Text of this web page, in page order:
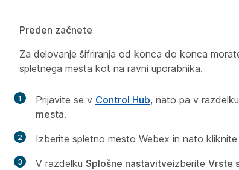
Preden začnete
Za delovanje šifriranja od konca do konca
spletnega mesta kot na ravni uporabnika.
1 Prijavite se v Control Hub, nato pa v razdelku
mesta.
2 Izberite spletno mesto Webex in nato kliknite
3 V razdelku Splošne nastavitveizberite Vrste